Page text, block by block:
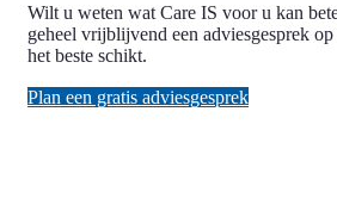
Wilt u weten wat Care IS voor u kan
geheel vrijblijvend een adviesgesprek
het beste schikt.
Plan een gratis adviesgesprek